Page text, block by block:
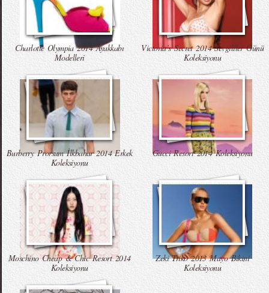
Charlotte Olympia 2014 Ayakkabı
Modelleri
Victoria’s Secret 2014 Sevgililer Günü
Koleksiyonu
Burberry Prorsum İlkbahar 2014 Erkek
Koleksiyonu
Gucci Resort 2014 Koleksiyonu
Moschino Cheap & Chic Resort 2014
Koleksiyonu
Zeki Triko 2013 Mayo Bikini
Koleksiyonu